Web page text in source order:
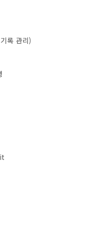
록 관리)